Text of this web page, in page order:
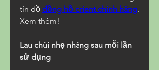
tín đồ đồng hồ orient chính hãng.
Xem thêm!
Lau chùi nhẹ nhàng sau mỗi lần
sử dụng